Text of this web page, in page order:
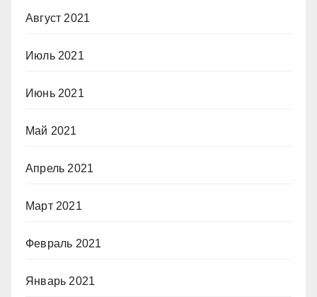
Август 2021
Июль 2021
Июнь 2021
Май 2021
Апрель 2021
Март 2021
Февраль 2021
Январь 2021